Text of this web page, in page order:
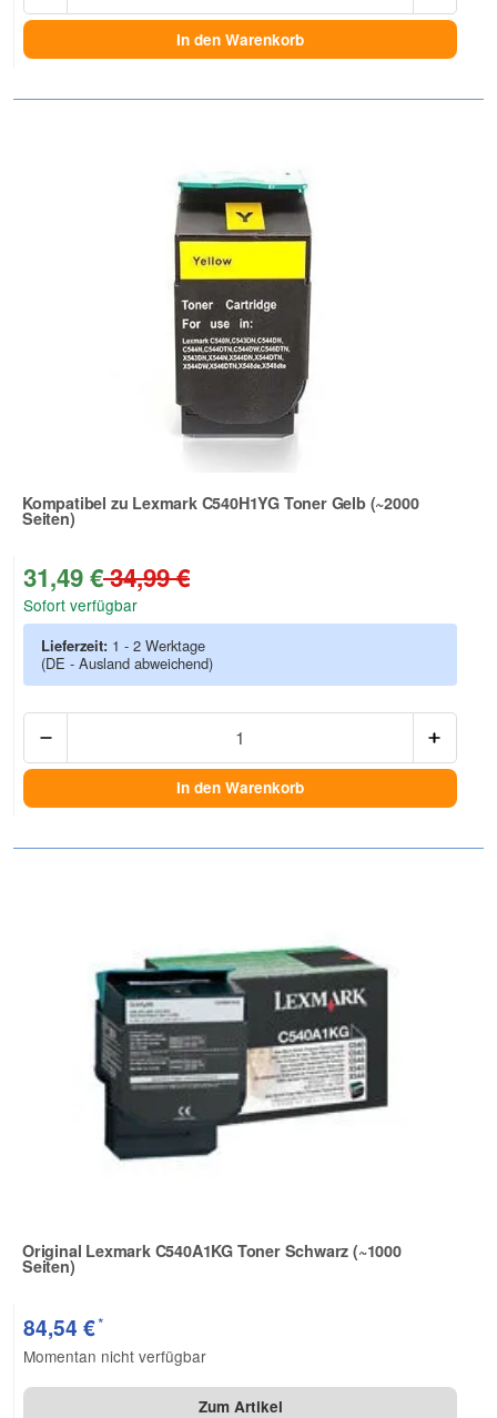
In den Warenkorb
Kompatibel zu Lexmark C540H1YG Toner Gelb (~2000
Seiten)
Zur Artikelbewertung
31,49 €34,99 €
Sofort verfügbar
Lieferzeit: 1 - 2 Werktage
(DE - Ausland abweichend)
In den Warenkorb
Original Lexmark C540A1KG Toner Schwarz (~1000
Seiten)
Zur Artikelbewertung
84,54 €*
Momentan nicht verfügbar
Zum Artikel